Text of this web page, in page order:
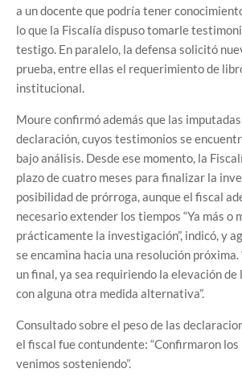
a un docente que podría tener
lo que la Fiscalía dispuso tomarle
testigo. En paralelo, la defensa solicitó
prueba, entre ellas el requerimiento de
institucional.
Moure confirmó además que las
declaración, cuyos testimonios se
bajo análisis. Desde ese momento, la
plazo de cuatro meses para finalizar la
posibilidad de prórroga, aunque el fiscal
necesario extender los tiempos “Ya más o
prácticamente la investigación”, indicó, y
se encamina hacia una resolución
un final, ya sea requiriendo la elevación de
con alguna otra medida alternativa”.
Consultado sobre el peso de las
el fiscal fue contundente: “Confirmaron los
venimos sosteniendo”.